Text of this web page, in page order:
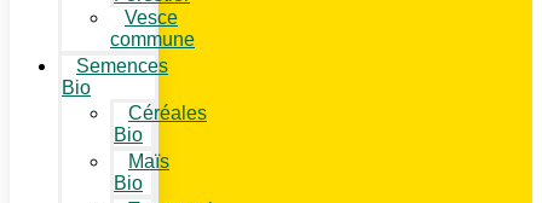
Vesce
commune
Semences
Bio
Céréales
Bio
Maïs
Bio